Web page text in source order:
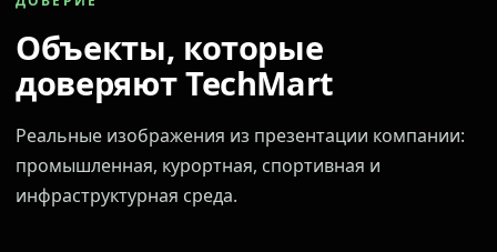
Объекты, которые
доверяют TechMart
Реальные изображения из презентации компании:
промышленная, курортная, спортивная и
инфраструктурная среда.